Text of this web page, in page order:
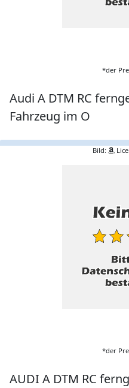
*der
Audi A DTM RC
Fahrzeug im O
Bild:
*der
AUDI A DTM RC